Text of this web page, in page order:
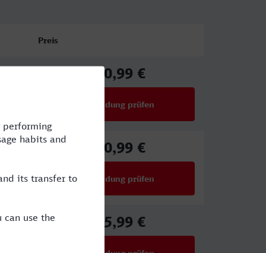
Preis
50,99 €
Verbindung prüfen
50,99 €
Verbindung prüfen
55,99 €